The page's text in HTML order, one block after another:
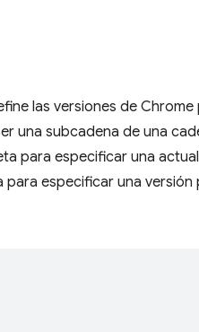
las versiones de Chrome
una subcadena de una
para especificar una
especificar una versión